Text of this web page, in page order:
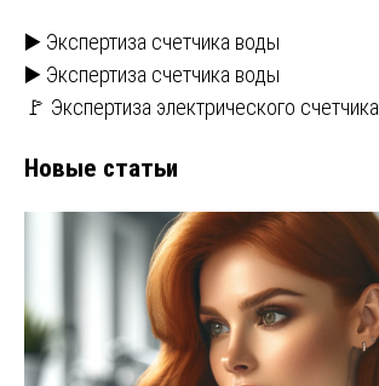
▶️ Экспертиза счетчика воды
▶️ Экспертиза счетчика воды
🚩 Экспертиза электрического счетчика
Новые статьи